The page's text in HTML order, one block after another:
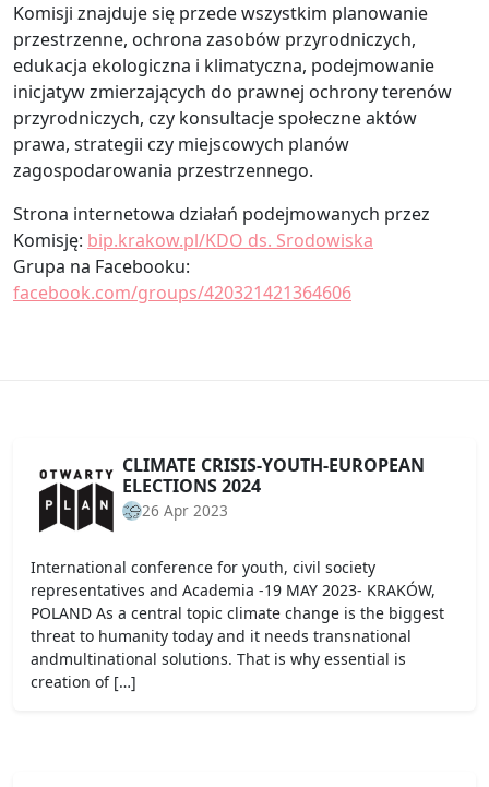
Komisji znajduje się przede wszystkim planowanie
przestrzenne, ochrona zasobów przyrodniczych,
edukacja ekologiczna i klimatyczna, podejmowanie
inicjatyw zmierzających do prawnej ochrony terenów
przyrodniczych, czy konsultacje społeczne aktów
prawa, strategii czy miejscowych planów
zagospodarowania przestrzennego.
Strona internetowa działań podejmowanych przez
Komisję: bip.krakow.pl/KDO ds. Srodowiska
Grupa na Facebooku:
facebook.com/groups/420321421364606
CLIMATE CRISIS-YOUTH-EUROPEAN
ELECTIONS 2024
26 Apr 2023
International conference for youth, civil society
representatives and Academia -19 MAY 2023- KRAKÓW,
POLAND As a central topic climate change is the biggest
threat to humanity today and it needs transnational
andmultinational solutions. That is why essential is
creation of […]